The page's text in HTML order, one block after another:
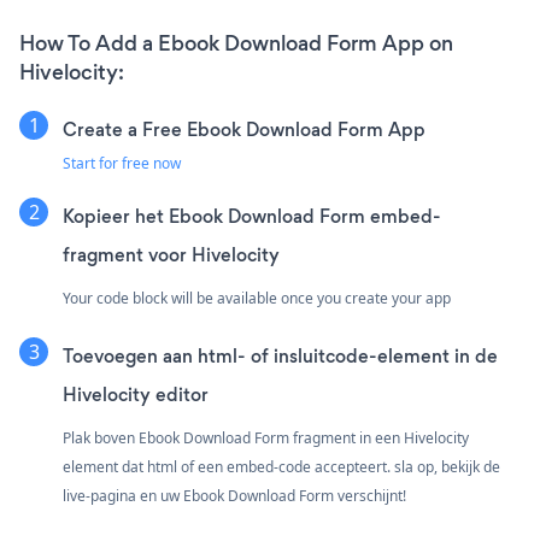
How To Add a Ebook Download Form App on
Hivelocity:
Create a Free Ebook Download Form App
Start for free now
Kopieer het Ebook Download Form embed-
fragment voor Hivelocity
Your code block will be available once you create your app
Toevoegen aan html- of insluitcode-element in de
Hivelocity editor
Plak boven Ebook Download Form fragment in een Hivelocity
element dat html of een embed-code accepteert. sla op, bekijk de
live-pagina en uw Ebook Download Form verschijnt!